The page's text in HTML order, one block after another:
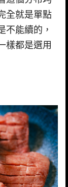
全就是單點
不能續的，
樣都是選用